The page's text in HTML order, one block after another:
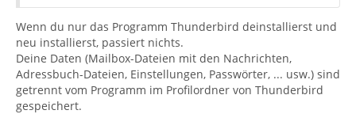
Wenn du nur das Programm Thunderbird deinstallierst und
neu installierst, passiert nichts.
Deine Daten (Mailbox-Dateien mit den Nachrichten,
Adressbuch-Dateien, Einstellungen, Passwörter, ... usw.) sind
getrennt vom Programm im Profilordner von Thunderbird
gespeichert.